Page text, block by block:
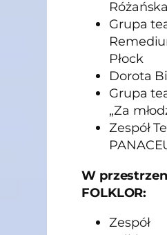
Różańska
Grupa
Płock
Dorota
Grupa
„Za
Zespół
W
FOLKLOR:
Zespół